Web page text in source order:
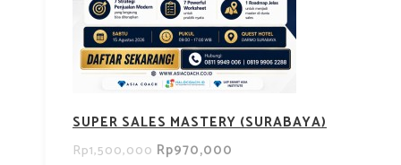
SUPER SALES MASTERY (SURABAYA)
Rp1,500,000 Rp970,000